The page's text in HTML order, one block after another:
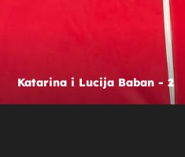
Katarina i Lucija Baban - 2